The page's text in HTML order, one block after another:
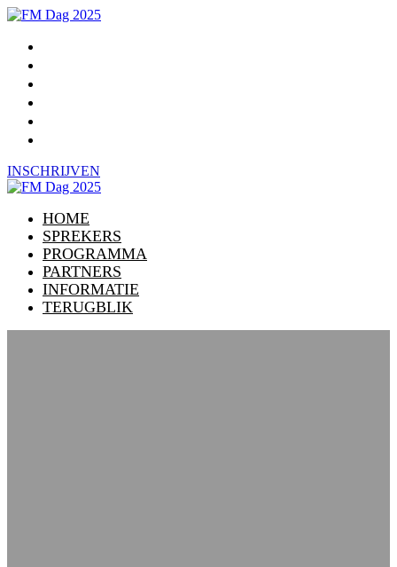
INSCHRIJVEN
HOME
SPREKERS
PROGRAMMA
PARTNERS
INFORMATIE
TERUGBLIK